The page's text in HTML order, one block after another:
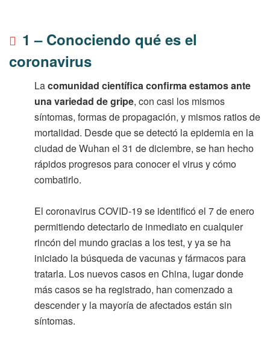
1 – Conociendo qué es el
coronavirus
Lacomunidad científica confirma estamos ante
una variedad de gripe, con casi los mismos
síntomas, formas de propagación, y mismos ratios de
mortalidad. Desde que se detectó la epidemia en la
ciudad de Wuhan el 31 de diciembre, se han hecho
rápidos progresos para conocer el virus y cómo
combatirlo.
El coronavirus COVID-19 se identificó el 7 de enero
permitiendo detectarlo de inmediato en cualquier
rincón del mundo gracias a los test, y ya se ha
iniciado la búsqueda de vacunas y fármacos para
tratarla. Los nuevos casos en China, lugar donde
más casos se ha registrado, han comenzado a
descender y la mayoría de afectados están sin
síntomas.